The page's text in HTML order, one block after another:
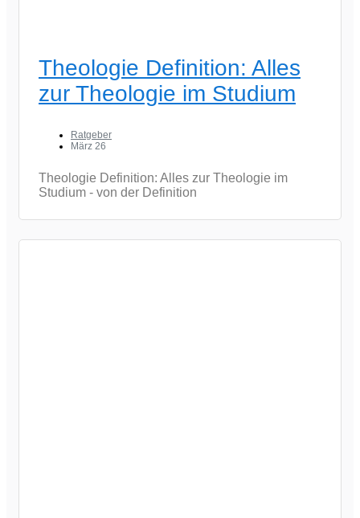
Theologie Definition: Alles
zur Theologie im Studium
Ratgeber
März 26
Theologie Definition: Alles zur Theologie im
Studium - von der Definition